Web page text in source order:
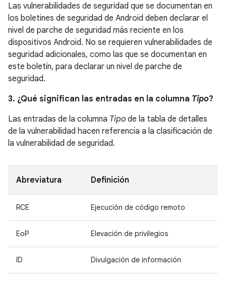
Las vulnerabilidades de seguridad que se documentan en
los boletines de seguridad de Android deben declarar el
nivel de parche de seguridad más reciente en los
dispositivos Android. No se requieren vulnerabilidades de
seguridad adicionales, como las que se documentan en
este boletín, para declarar un nivel de parche de
seguridad.
3. ¿Qué significan las entradas en la columna Tipo?
Las entradas de la columna Tipo de la tabla de detalles
de la vulnerabilidad hacen referencia a la clasificación de
la vulnerabilidad de seguridad.
Abreviatura Definición
RCE Ejecución de código remoto
EoP Elevación de privilegios
ID Divulgación de información